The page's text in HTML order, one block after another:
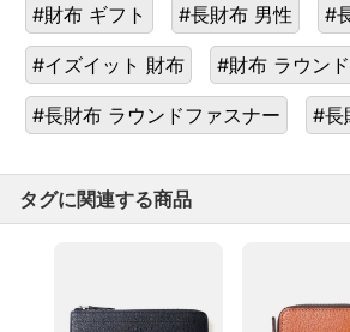
#財布 ギフト #長財布 男性 #
#イズイット 財布 #財布 ラウン
#長財布 ラウンドファスナー #長
タグに関連する商品